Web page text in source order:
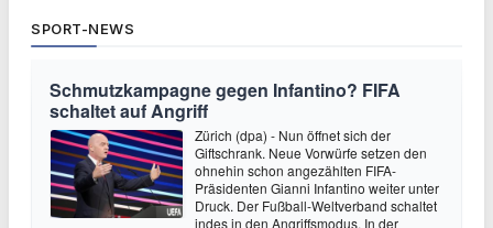
SPORT-NEWS
Schmutzkampagne gegen Infantino? FIFA
schaltet auf Angriff
Zürich (dpa) - Nun öffnet sich der
Giftschrank. Neue Vorwürfe setzen den
ohnehin schon angezählten FIFA-
Präsidenten Gianni Infantino weiter unter
Druck. Der Fußball-Weltverband schaltet
indes in den Angriffsmodus. In der